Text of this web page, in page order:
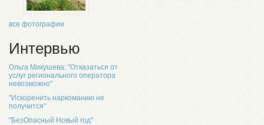
все фотографии
Интервью
Ольга Микушева: "Отказаться от
услуг регионального оператора
невозможно"
"Искоренить наркоманию не
получится"
"БезОпасный Новый год"